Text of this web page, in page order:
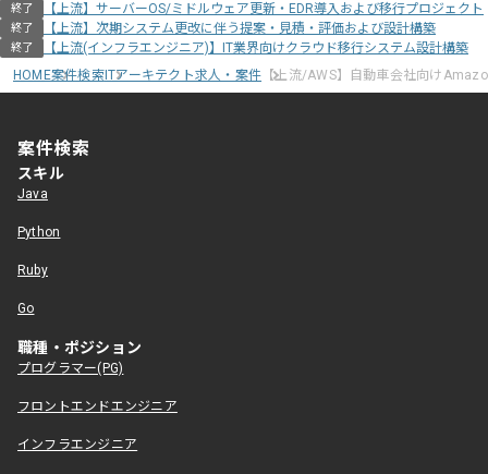
終了 【上流】サーバーOS/ミドルウェア更新・EDR導入および移行プロジェクト
終了 【上流】次期システム更改に伴う提案・見積・評価および設計構築
終了
【上流(インフラエンジニア)】IT業界向けクラウド移行システム設計構築
HOME案件検索ITアーキテクト求人・案件 【上流/AWS】自動車会社向け
案件検索
スキル
Java
Python
Ruby
Go
職種・ポジション
プログラマー(PG)
フロントエンドエンジニア
インフラエンジニア